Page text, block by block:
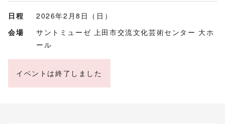
日程
2026年2月8日（日）
会場
サントミューゼ 上田市交流文化芸術センター 大ホ
ール
イベントは終了しました